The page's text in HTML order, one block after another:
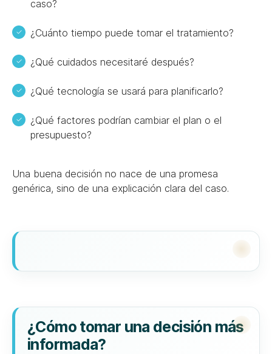
caso?
¿Cuánto tiempo puede tomar el tratamiento?
¿Qué cuidados necesitaré después?
¿Qué tecnología se usará para planificarlo?
¿Qué factores podrían cambiar el plan o el
presupuesto?
Una buena decisión no nace de una promesa
genérica, sino de una explicación clara del caso.
¿Cómo tomar una decisión más
informada?